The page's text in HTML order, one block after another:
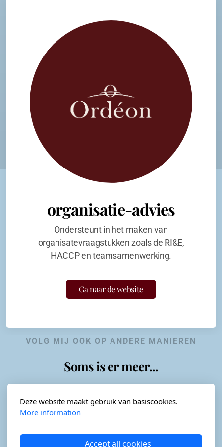
organisatie-advies
Ondersteunt in het maken van
organisatevraagstukken zoals de RI&E,
HACCP en teamsamenwerking.
Ga naar de website
VOLG MIJ OOK OP ANDERE MANIEREN
Soms is er meer...
Horeca-advies
Deze website maakt gebruik van basiscookies.
More information
Accept all cookies